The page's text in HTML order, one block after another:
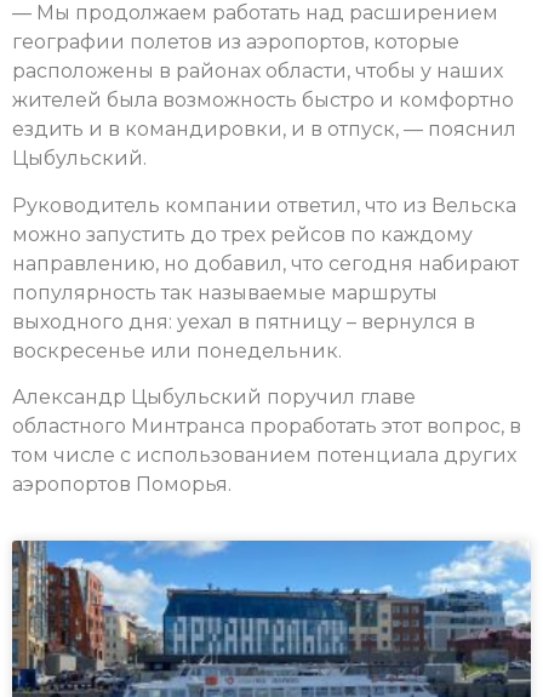
— Мы продолжаем работать над расширением
географии полетов из аэропортов, которые
расположены в районах области, чтобы у наших
жителей была возможность быстро и комфортно
ездить и в командировки, и в отпуск, — пояснил
Цыбульский.
Руководитель компании ответил, что из Вельска
можно запустить до трех рейсов по каждому
направлению, но добавил, что сегодня набирают
популярность так называемые маршруты
выходного дня: уехал в пятницу – вернулся в
воскресенье или понедельник.
Александр Цыбульский поручил главе
областного Минтранса проработать этот вопрос, в
том числе с использованием потенциала других
аэропортов Поморья.